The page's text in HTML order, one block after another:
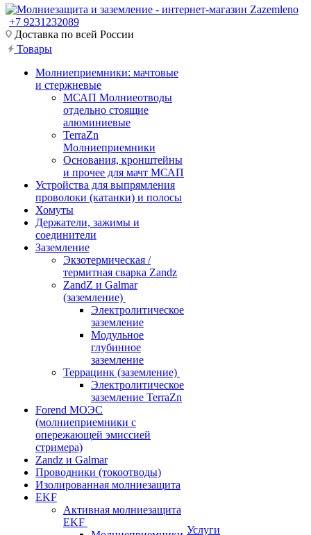
+7 9231232089
Доставка по всей России
Товары
Молниеприемники: мачтовые
и стержневые
МСАП Молниеотводы
отдельно стоящие
алюминиевые
TerraZn
Молниеприемники
Основания, кронштейны
и прочее для мачт МСАП
Устройства для выпрямления
проволоки (катанки) и полосы
Хомуты
Держатели, зажимы и
соединители
Заземление
Экзотермическая /
термитная сварка Zandz
ZandZ и Galmar
(заземление)
Электролитическое
заземление
Модульное
глубинное
заземление
Террацинк (заземление)
Электролитическое
заземление TerraZn
Forend МОЭС
(молниеприемники с
опережающей эмиссией
стримера)
Zandz и Galmar
Проводники (токоотводы)
Изолированная молниезащита
EKF
Активная молниезащита
EKF
Услуги